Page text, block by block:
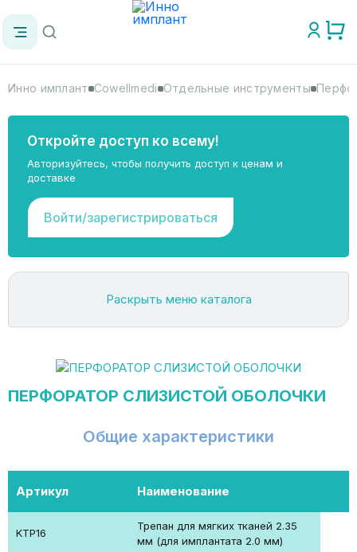
Инно имплант Cowellmedi Отдельные инструменты
Откройте доступ ко всему!
Авторизуйтесь, чтобы получить доступ к ценам и
доставке
Войти/зарегистрироваться
Раскрыть меню каталога
ПЕРФОРАТОР СЛИЗИСТОЙ ОБОЛОЧКИ
Общие характеристики
Артикул Наименование
KTP16
Трепан для мягких тканей 2.35
мм (для имплантата 2.0 мм)